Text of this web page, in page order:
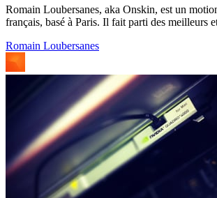
Romain Loubersanes, aka Onskin, est un
français, basé à Paris. Il fait parti des meilleurs
Romain Loubersanes